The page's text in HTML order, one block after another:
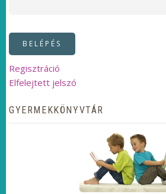
Regisztráció
Elfelejtett jelszó
GYERMEKKÖNYVTÁR